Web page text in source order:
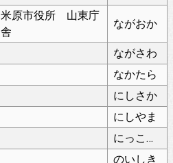
米原市役所 山東庁
舎
ながおか
ながさわ
なかたら
にしさか
にしやま
にっこうじ
のいしき